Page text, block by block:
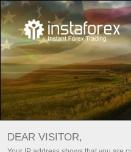
INSTATRADE
DEAR VISITOR,